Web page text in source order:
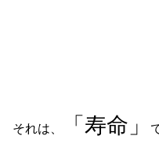
それは、 「寿命」